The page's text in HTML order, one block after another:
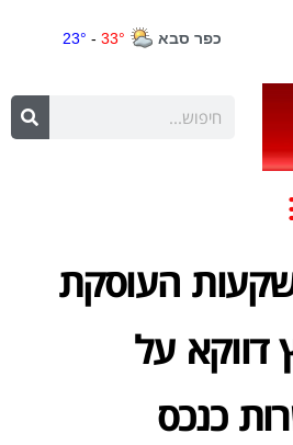
העוסקת
דווקא על
כנכס